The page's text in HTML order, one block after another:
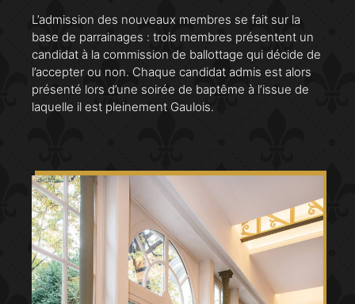
L’admission des nouveaux membres se fait sur la
base de parrainages : trois membres présentent un
candidat à la commission de ballottage qui décide de
l’accepter ou non. Chaque candidat admis est alors
présenté lors d’une soirée de baptême à l’issue de
laquelle il est pleinement Gaulois.